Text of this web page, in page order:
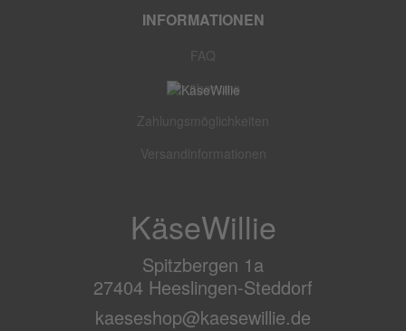
INFORMATIONEN
FAQ
Wir über uns
Zahlungsmöglichkeiten
Versandinformationen
KäseWillie
Spitzbergen 1a
27404 Heeslingen-Steddorf
kaeseshop@kaesewillie.de